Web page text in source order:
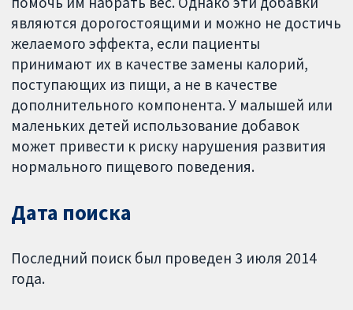
являются дорогостоящими и можно не достичь
желаемого эффекта, если пациенты
принимают их в качестве замены калорий,
поступающих из пищи, а не в качестве
дополнительного компонента. У малышей или
маленьких детей использование добавок
может привести к риску нарушения развития
нормального пищевого поведения.
Дата поиска
Последний поиск был проведен 3 июля 2014
года.